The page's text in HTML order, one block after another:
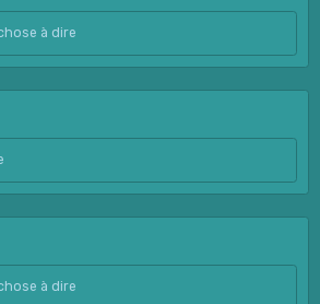
à dire
à dire